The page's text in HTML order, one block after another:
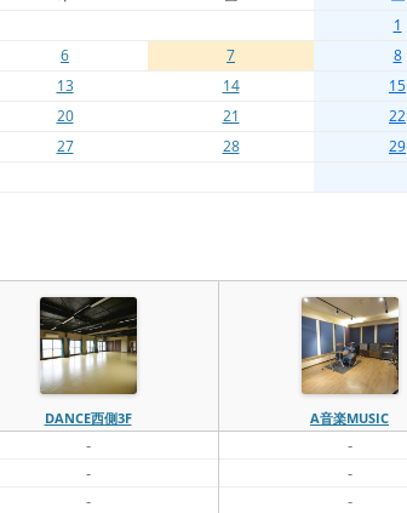
1
6 7
8
13 14
15
20 21
22
27 28
29
DANCE西側3F
A音楽MUSIC
- -
- -
- -